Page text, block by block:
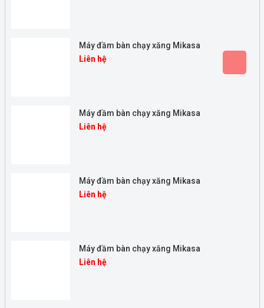
Máy đầm bàn chạy xăng Mikasa
Liên hệ
Máy đầm bàn chạy xăng Mikasa
Liên hệ
Máy đầm bàn chạy xăng Mikasa
Liên hệ
Máy đầm bàn chạy xăng Mikasa
Liên hệ